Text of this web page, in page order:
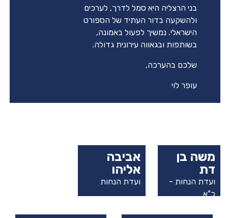
בני הרצליה היא סמל לדרך, לערכים
ולהשקעה בדור העתיד של הספורט
הישראלי. נמשיך לפעול באמונה,
בשותפות ובגאווה עירונית גדולה.
שלכם בהערכה,
עופר לוי
משה בן
דת
ועדת הנחות -
כ"א
אביבה
אליהו
ועדת הנחות